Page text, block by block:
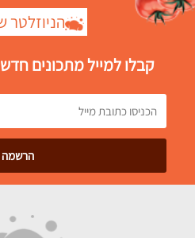
הניוזלטר
קבלו למייל מתכונים